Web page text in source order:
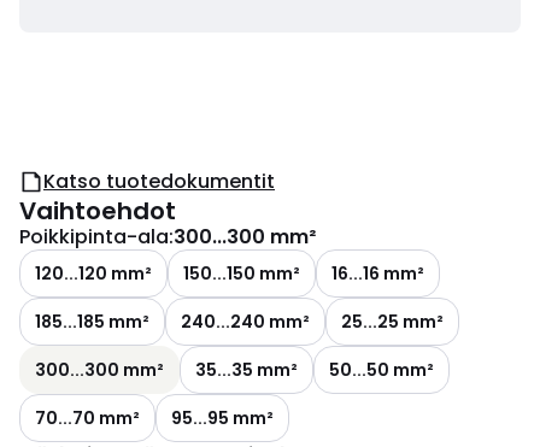
Katso tuotedokumentit
Vaihtoehdot
Poikkipinta-ala:300...300 mm²
120...120 mm² 150...150 mm²
16...16 mm²
185...185 mm²
240...240 mm²
25...25 mm²
300...300 mm²
35...35 mm²
50...50 mm²
70...70 mm²
95...95 mm²